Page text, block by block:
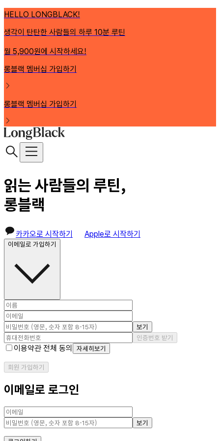
HELLO LONGBLACK!
생각이 탄탄한 사람들의 하루 10분 루틴
월 5,900원에 시작하세요!
롱블랙 멤버십 가입하기
롱블랙 멤버십 가입하기
읽는 사람들의 루틴,
롱블랙
카카오로 시작하기 Apple로 시작하기
이메일로 가입하기
보기
인증번호 받기
이용약관 전체 동의 자세히보기
회원 가입하기
이메일로 로그인
보기